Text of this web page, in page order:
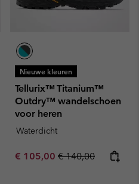
Nieuwe kleuren
Tellurix™ Titanium™
Outdry™ wandelschoen
voor heren
Waterdicht
Sale price:
€ 105,00 Regular price:
€ 140,00